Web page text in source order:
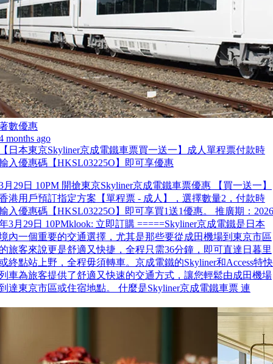
數優惠
months ago
日本東京Skyliner京成電鐵車票買一送一】成人單程票付款時
入優惠碼【HKSL03225O】即可享優惠
月29日 10PM 開搶東京Skyliner京成電鐵車票優惠 【買一送一】
港用戶預訂指定方案【單程票 - 成人】，選擇數量2，付款時
入優惠碼【HKSL03225O】即可享買1送1優惠。 推廣期：2026
3月29日 10PMklook: 立即訂購 =====Skyliner京成電鐵是日本
內一個重要的交通選擇，尤其是那些要從成田機場到東京市區
旅客來說更是舒適又快捷，全程只需36分鐘，即可直達日暮里
終點站上野，全程毋須轉車。京成電鐵的Skyliner和Access特快
車為旅客提供了舒適又快速的交通方式，讓您輕鬆由成田機場
達東京市區或住宿地點。 什麼是Skyliner京成電鐵車票 連